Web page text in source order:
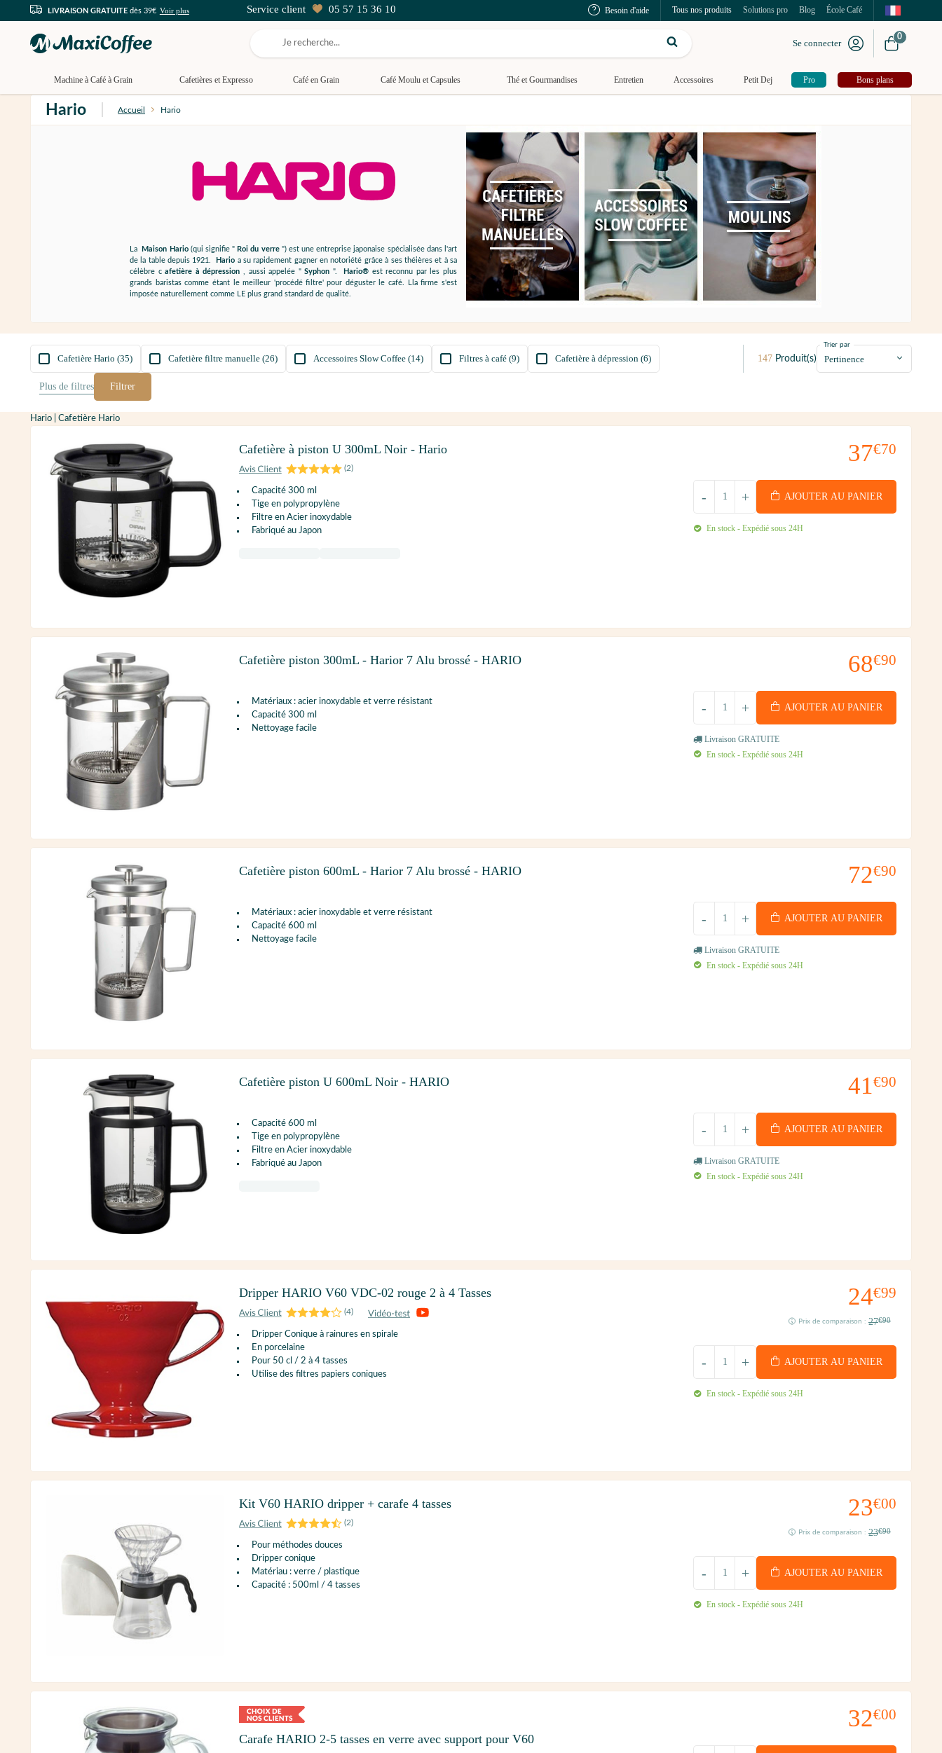
LIVRAISON GRATUITE dès 39€ Voir plus Service client 05 57 15 36 10 Besoin d'aide Tous nos produits Solutions pro Blog École Café
Se connecter
0
Machine à Café à Grain Cafetières et Expresso Café en Grain Café Moulu et Capsules Thé et Gourmandises Entretien Accessoires Petit Dej Pro Bons plans
Hario Accueil Hario
La Maison Hario(qui signifie " Roi du verre") est une entreprise japonaise spécialisée dans l'art
de la table depuis 1921.
Hario a su rapidement gagner en notoriété grâce à ses théières et à sa
célèbre cafetière à dépression , aussi appelée "Syphon ". Hario® est reconnu par les plus
grands baristas comme étant le meilleur 'procédé filtre' pour déguster le café. Lla firme s'est
imposée naturellement comme LE plus grand standard de qualité.
Cafetière Hario (35) Cafetière filtre manuelle (26) Accessoires Slow Coffee (14) Filtres à café (9) Cafetière à dépression (6)
Plus de filtres Filtrer
147 Produit(s)
Trier par
Hario | Cafetière Hario
Cafetière à piston U 300mL Noir - Hario
(2)
Capacité 300 ml
Tige en polypropylène
Filtre en Acier inoxydable
Fabriqué au Japon
37€70
+
- AJOUTER AU PANIER
En stock - Expédié sous 24H
Cafetière piston 300mL - Harior 7 Alu brossé - HARIO
Matériaux : acier inoxydable et verre résistant
Capacité 300 ml
Nettoyage facile
68€90
+
- AJOUTER AU PANIER
Livraison GRATUITE
En stock - Expédié sous 24H
Cafetière piston 600mL - Harior 7 Alu brossé - HARIO
Matériaux : acier inoxydable et verre résistant
Capacité 600 ml
Nettoyage facile
72€90
+
- AJOUTER AU PANIER
Livraison GRATUITE
En stock - Expédié sous 24H
Cafetière piston U 600mL Noir - HARIO
Capacité 600 ml
Tige en polypropylène
Filtre en Acier inoxydable
Fabriqué au Japon
41€90
+
- AJOUTER AU PANIER
Livraison GRATUITE
En stock - Expédié sous 24H
Dripper HARIO V60 VDC-02 rouge 2 à 4 Tasses
(4)
Dripper Conique à rainures en spirale
En porcelaine
Pour 50 cl / 2 à 4 tasses
Utilise des filtres papiers coniques
24€99
Prix de comparaison : 27€90
+
- AJOUTER AU PANIER
En stock - Expédié sous 24H
Kit V60 HARIO dripper + carafe 4 tasses
(2)
Pour méthodes douces
Dripper conique
Matériau : verre / plastique
Capacité : 500ml / 4 tasses
23€00
Prix de comparaison : 23€90
+
- AJOUTER AU PANIER
En stock - Expédié sous 24H
Carafe HARIO 2-5 tasses en verre avec support pour V60
32€00